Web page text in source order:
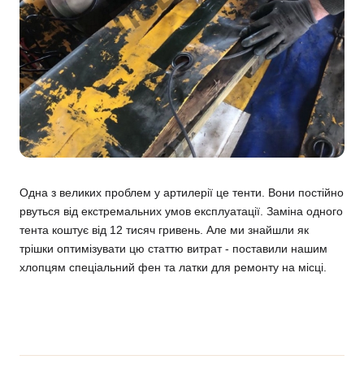
Одна з великих проблем у артилерії це тенти. Вони постійно
рвуться від екстремальних умов експлуатації. Заміна одного
тента коштує від 12 тисяч гривень. Але ми знайшли як
трішки оптимізувати цю статтю витрат - поставили нашим
хлопцям спеціальний фен та латки для ремонту на місці.